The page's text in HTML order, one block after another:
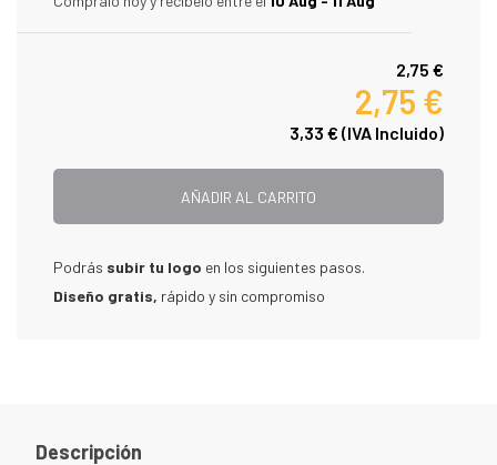
2,75 €
2,75 €
3,33 € (IVA Incluido)
AÑADIR AL CARRITO
Podrás subir tu logo en los siguientes pasos.
Diseño gratis, rápido y sin compromiso
Descripción